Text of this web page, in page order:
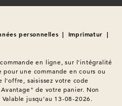
personnelles | Imprimatur |
en ligne, sur l'intégralité
une commande en cours ou
l'offre, saisissez votre code
de votre panier. Non
jusqu'au 13-08-2026.